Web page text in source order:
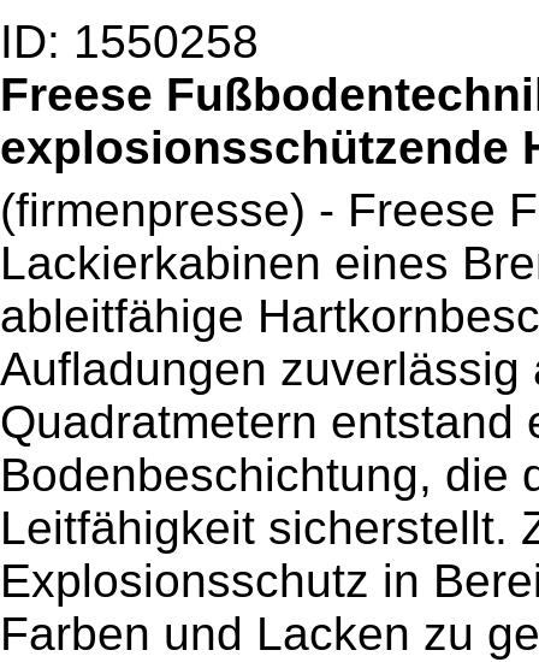
ID: 1550258
Freese
explosionsschützende
(firmenpresse) - Freese
Lackierkabinen eines
ableitfähige
Aufladungen zuverlässig
Quadratmetern entstand
Bodenbeschichtung, die
Leitfähigkeit sicherstellt.
Explosionsschutz in
Farben und Lacken zu